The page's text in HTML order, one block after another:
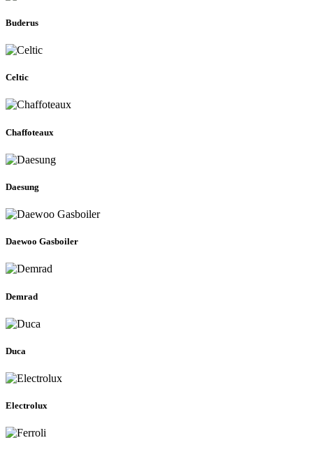
Buderus
Celtic
Chaffoteaux
Daesung
Daewoo Gasboiler
Demrad
Duca
Electrolux